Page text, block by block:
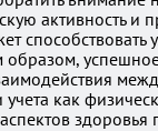
активность и
способствовать
образом,
как
здоровья